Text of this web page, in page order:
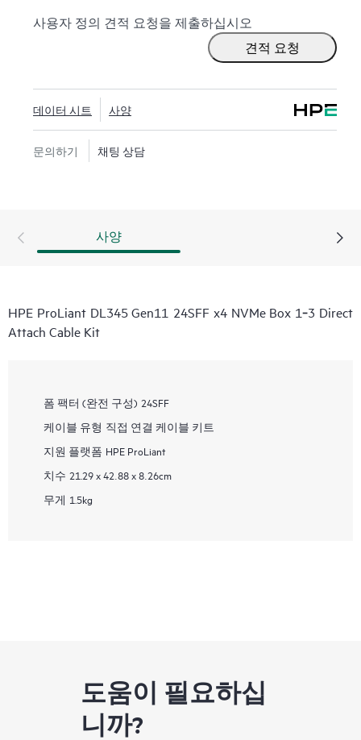
사용자 정의 견적 요청을 제출하십시오
견적 요청
데이터 시트 사양
문의하기 채팅 상담
사양
HPE ProLiant DL345 Gen11 24SFF x4 NVMe Box 1‑3 Direct
Attach Cable Kit
폼 팩터 (완전 구성) 24SFF
케이블 유형 직접 연결 케이블 키트
지원 플랫폼 HPE ProLiant
치수 21.29 x 42.88 x 8.26cm
무게 1.5kg
도움이 필요하십
니까?